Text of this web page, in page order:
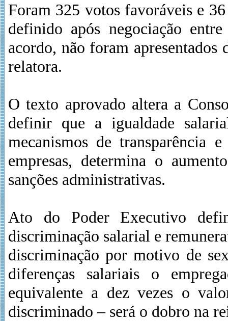
Foram 325 votos favoráveis e
definido após negociação
acordo, não foram apresentados
relatora.
O texto aprovado altera a
definir que a igualdade
mecanismos de transparência
empresas, determina o
sanções administrativas.
Ato do Poder Executivo
discriminação salarial e
discriminação por motivo de
diferenças salariais o
equivalente a dez vezes o
discriminado – será o dobro na